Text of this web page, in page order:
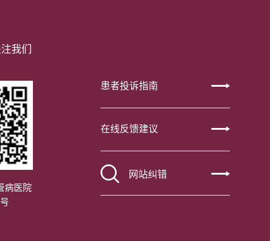
我们
病医院
患者投诉指南
在线反馈建议
网站纠错